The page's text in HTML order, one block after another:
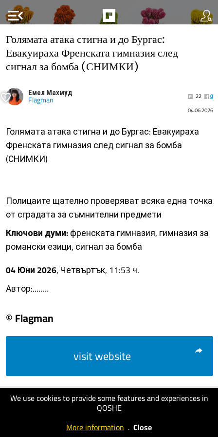
menu_open
We use cookies to provide some features and experiences in
QOSHE
More information . Close
Голямата атака стигна и до Бургас:
Евакуираха Френската гимназия след
сигнал за бомба (СНИМКИ)
Емел Махмуд
Flagman 22
0
04.06.2026
Голямата атака стигна и до Бургас: Евакуираха
Френската гимназия след сигнал за бомба
(СНИМКИ)
Полицаите щателно проверяват всяка една точка
от сградата за съмнителни предмети
Ключови думи:френската гимназия, гимназия за
романски езици, сигнал за бомба
04 Юни 2026, Четвъртък, 11:53 ч.
Автор:........
© Flagman
visit website